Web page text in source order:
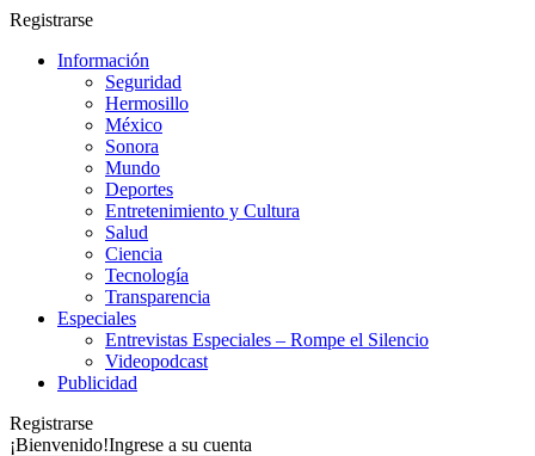
Registrarse
Información
Seguridad
Hermosillo
México
Sonora
Mundo
Deportes
Entretenimiento y Cultura
Salud
Ciencia
Tecnología
Transparencia
Especiales
Entrevistas Especiales – Rompe el Silencio
Videopodcast
Publicidad
Registrarse
¡Bienvenido!Ingrese a su cuenta